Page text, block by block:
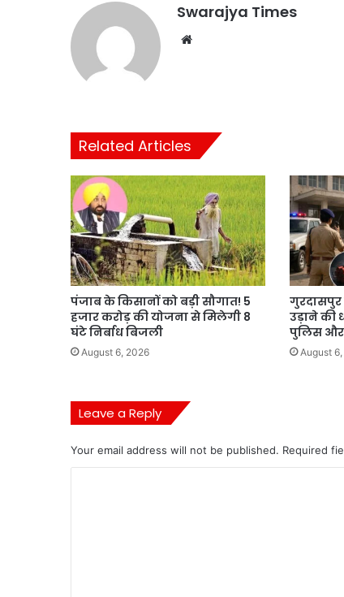
Swarajya Times
Related Articles
पंजाब के किसानों को बड़ी सौगात! 5
हजार करोड़ की योजना से मिलेगी 8
घंटे निर्बाध बिजली
August 6, 2026
उड़ाने की
पुलिस और
August
Leave a Reply
Your email address will not be published. Required